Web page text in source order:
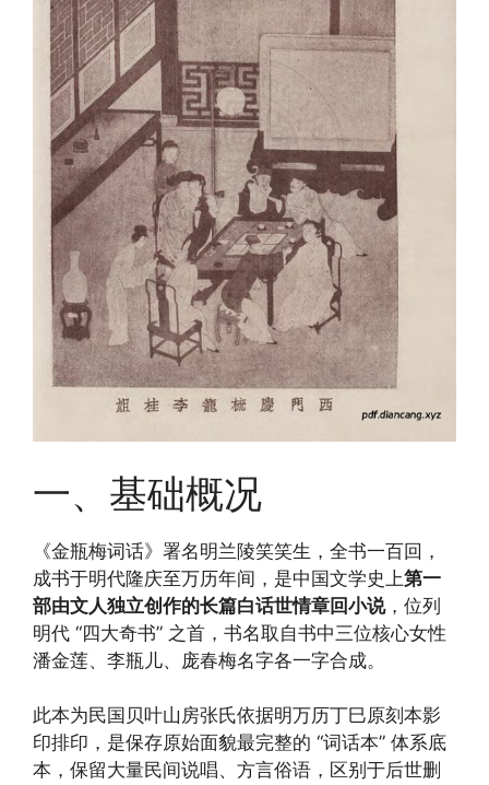
一、基础概况
《金瓶梅词话》署名明兰陵笑笑生，全书一百回，
成书于明代隆庆至万历年间，是中国文学史上第一
部由文人独立创作的长篇白话世情章回小说，位列
明代 “四大奇书” 之首，书名取自书中三位核心女性
潘金莲、李瓶儿、庞春梅名字各一字合成。
此本为民国贝叶山房张氏依据明万历丁巳原刻本影
印排印，是保存原始面貌最完整的 “词话本” 体系底
本，保留大量民间说唱、方言俗语，区别于后世删